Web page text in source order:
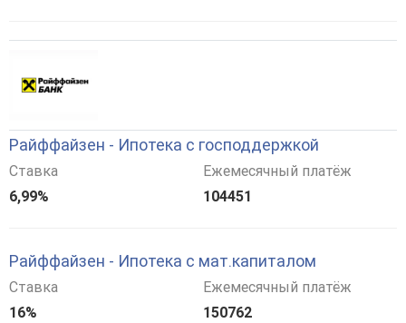
Райффайзен - Ипотека с господдержкой
Ставка
6,99%
Ежемесячный платёж
104451
Райффайзен - Ипотека с мат.капиталом
Ставка
16%
Ежемесячный платёж
150762